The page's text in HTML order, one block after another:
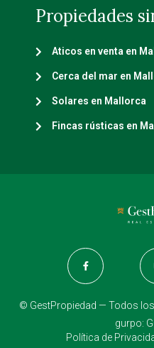
Propiedades
Aticos en venta en
Cerca del mar en
Solares en Mallorca
Fincas rústicas en
© GestPropiedad — Todos
gurpo:
Política de